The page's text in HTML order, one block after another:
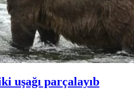
uşağı parçalayıb